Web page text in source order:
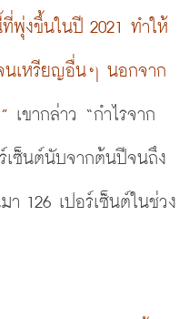
พุ่งขึ้นในปี 2021 ทำให้
นเหรียญอื่นๆ นอกจาก
เขากล่าว “กำไรจาก
เซ็นต์นับจากต้นปีจนถึง
126 เปอร์เซ็นต์ในช่วง